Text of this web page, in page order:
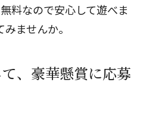
料なので安心して遊べま
ませんか。
、豪華懸賞に応募